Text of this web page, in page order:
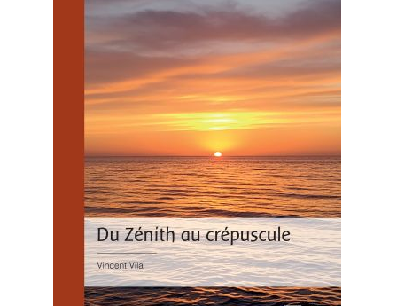
CONNAISSANCES ET SAVOIRS
MON PETIT ÉDITEUR